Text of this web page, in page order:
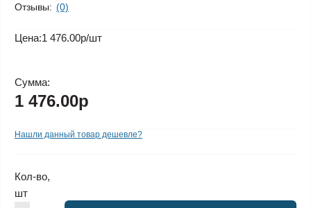
Отзывы: (0)
Цена:1 476.00р/шт
Сумма:
1 476.00р
Нашли данный товар дешевле?
Кол-во,
шт